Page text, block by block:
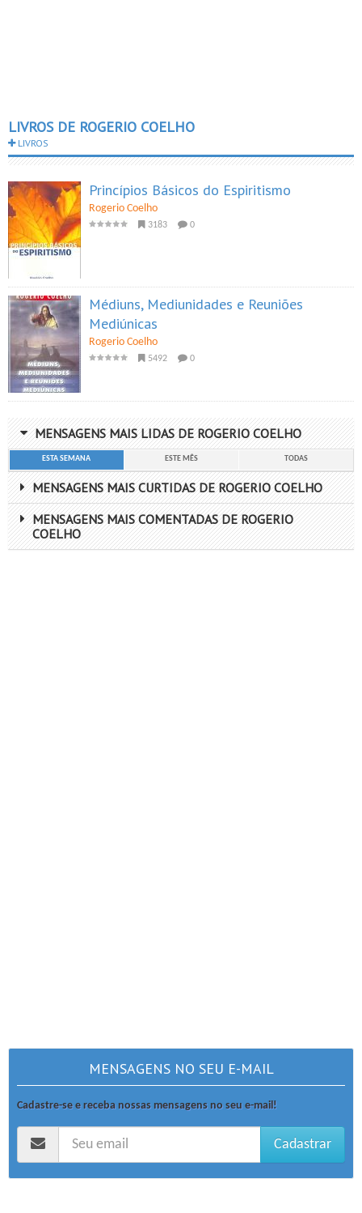
LIVROS DE ROGERIO COELHO
LIVROS
Princípios Básicos do Espiritismo
Rogerio Coelho
3183 0
Médiuns, Mediunidades e Reuniões
Mediúnicas
Rogerio Coelho
5492 0
MENSAGENS MAIS LIDAS DE ROGERIO COELHO
ESTA SEMANA ESTE MÊS TODAS
MENSAGENS MAIS CURTIDAS DE ROGERIO COELHO
MENSAGENS MAIS COMENTADAS DE ROGERIO
COELHO
MENSAGENS NO SEU E-MAIL
Cadastre-se e receba nossas mensagens no seu e-mail!
Cadastrar